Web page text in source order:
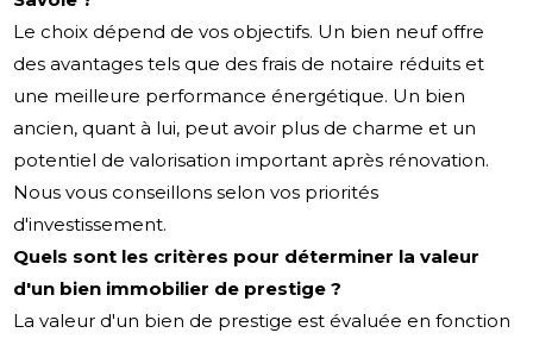
Le choix dépend de vos objectifs. Un bien neuf offre
des avantages tels que des frais de notaire réduits et
une meilleure performance énergétique. Un bien
ancien, quant à lui, peut avoir plus de charme et un
potentiel de valorisation important après rénovation.
Nous vous conseillons selon vos priorités
d'investissement.
Quels sont les critères pour déterminer la valeur
d'un bien immobilier de prestige ?
La valeur d'un bien de prestige est évaluée en fonction